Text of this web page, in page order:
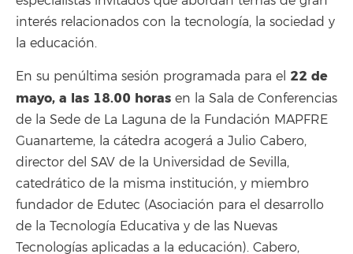
interés relacionados con la tecnología, la sociedad y
la educación.
En su penúltima sesión programada para el 22 de
mayo, a las 18.00 horas en la Sala de Conferencias
de la Sede de La Laguna de la Fundación MAPFRE
Guanarteme, la cátedra acogerá a Julio Cabero,
director del SAV de la Universidad de Sevilla,
catedrático de la misma institución, y miembro
fundador de Edutec (Asociación para el desarrollo
de la Tecnología Educativa y de las Nuevas
Tecnologías aplicadas a la educación). Cabero,